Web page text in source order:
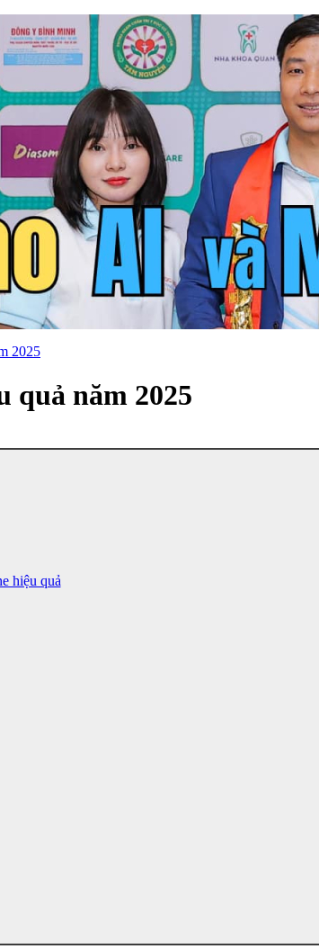
2025
quả năm 2025
hiệu quả